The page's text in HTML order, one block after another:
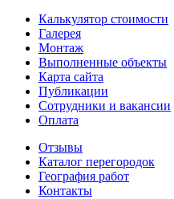
Калькулятор стоимости
Галерея
Монтаж
Выполненные объекты
Карта сайта
Публикации
Сотрудники и вакансии
Оплата
Отзывы
Каталог перегородок
География работ
Контакты